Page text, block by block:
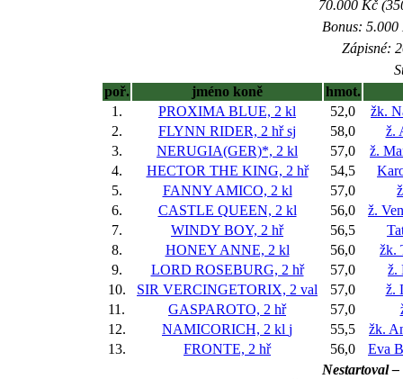
70.000 Kč
Bonus:
Zápisné:
poř.
jméno koně
hmot.
1.
PROXIMA BLUE, 2 kl 52,0
žk.
2.
FLYNN RIDER, 2 hřsj 58,0
ž.
3.
NERUGIA(GER)*, 2 kl 57,0
ž.
4.
HECTOR THE KING, 2 hř 54,5
5.
FANNY AMICO, 2 kl 57,0
6.
CASTLE QUEEN, 2 kl 56,0
ž.
7.
WINDY BOY, 2 hř 56,5
8.
HONEY ANNE, 2 kl 56,0
žk.
9.
LORD ROSEBURG, 2 hř 57,0
ž.
10.
SIR VERCINGETORIX, 2 val 57,0
ž.
11.
GASPAROTO, 2 hř 57,0
12.
NAMICORICH, 2 kl j 55,5
žk.
13.
FRONTE, 2 hř 56,0
Eva
Nestartoval